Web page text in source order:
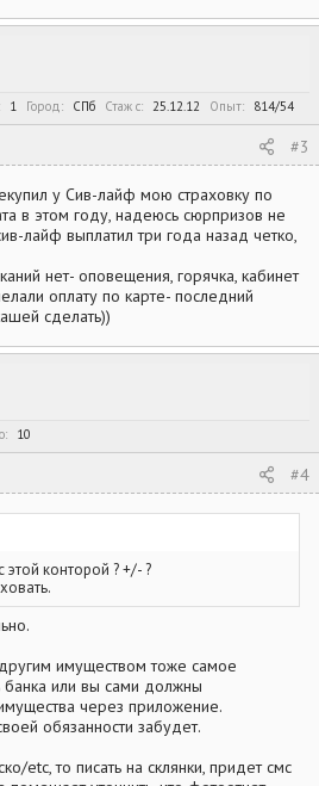
1 Город СПб Стаж c 25.12.12 Опыт 814/54
#3
у Сив-лайф мою страховку по
в этом году, надеюсь сюрпризов не
лайф выплатил три года назад четко,
нет- оповещения, горячка, кабинет
оплату по карте- последний
сделать))
10
#4
конторой ? +/- ?
имуществом тоже самое
банка или вы сами должны
через приложение.
обязанности забудет.
etc, то писать на склянки, придет смс